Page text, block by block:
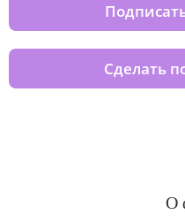
Сделать
О